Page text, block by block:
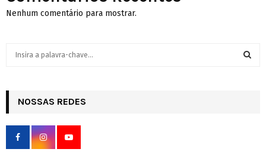
Nenhum comentário para mostrar.
h
f
r
NOSSAS REDES